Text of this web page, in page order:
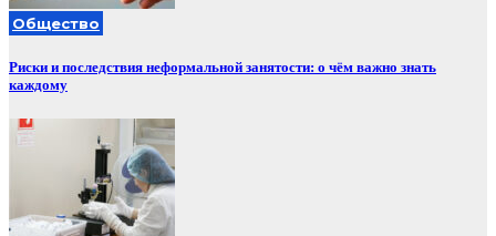
Общество
Риски и последствия неформальной занятости: о чём важно знать
каждому